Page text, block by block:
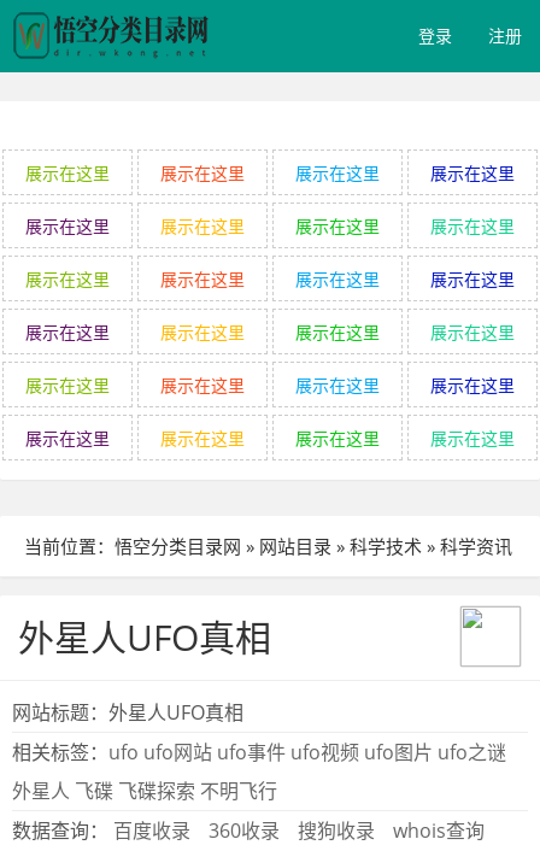
登录 注册
展示在这里 展示在这里 展示在这里 展示在这里
展示在这里 展示在这里 展示在这里 展示在这里
展示在这里 展示在这里 展示在这里 展示在这里
展示在这里 展示在这里 展示在这里 展示在这里
展示在这里 展示在这里 展示在这里 展示在这里
展示在这里 展示在这里 展示在这里 展示在这里
当前位置： 悟空分类目录网 » 网站目录 » 科学技术 » 科学资讯
外星人UFO真相
网站标题：外星人UFO真相
相关标签： ufo ufo网站 ufo事件 ufo视频 ufo图片 ufo之谜
外星人 飞碟 飞碟探索 不明飞行
数据查询： 百度收录 360收录 搜狗收录
whois查询